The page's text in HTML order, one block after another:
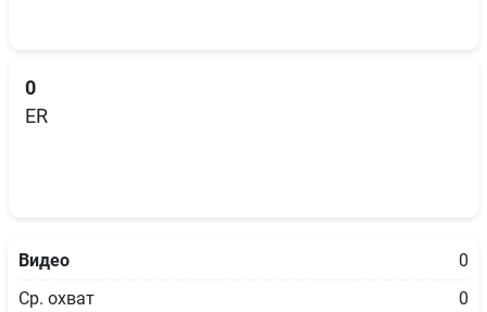
0
ER
Видео
0
Ср. охват
0